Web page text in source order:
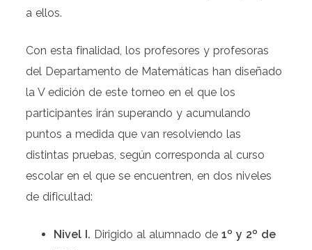
a ellos.
Con esta finalidad, los profesores y profesoras
del Departamento de Matemáticas han diseñado
la V edición de este torneo en el que los
participantes irán superando y acumulando
puntos a medida que van resolviendo las
distintas pruebas, según corresponda al curso
escolar en el que se encuentren, en dos niveles
de dificultad:
Nivel I. Dirigido al alumnado de1º y 2º de